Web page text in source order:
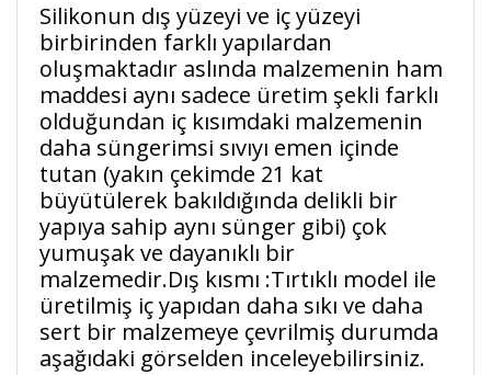
Silikonun dış yüzeyi ve iç yüzeyi
birbirinden farklı yapılardan
oluşmaktadır aslında malzemenin ham
maddesi aynı sadece üretim şekli farklı
olduğundan iç kısımdaki malzemenin
daha süngerimsi sıvıyı emen içinde
tutan (yakın çekimde 21 kat
büyütülerek bakıldığında delikli bir
yapıya sahip aynı sünger gibi) çok
yumuşak ve dayanıklı bir
malzemedir.Dış kısmı :Tırtıklı model ile
üretilmiş iç yapıdan daha sıkı ve daha
sert bir malzemeye çevrilmiş durumda
aşağıdaki görselden inceleyebilirsiniz.